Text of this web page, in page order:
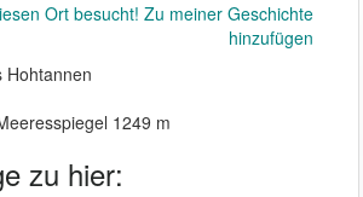
Ort besucht! Zu meiner Geschichte
hinzufügen
Hohtannen
1249 m
zu hier: